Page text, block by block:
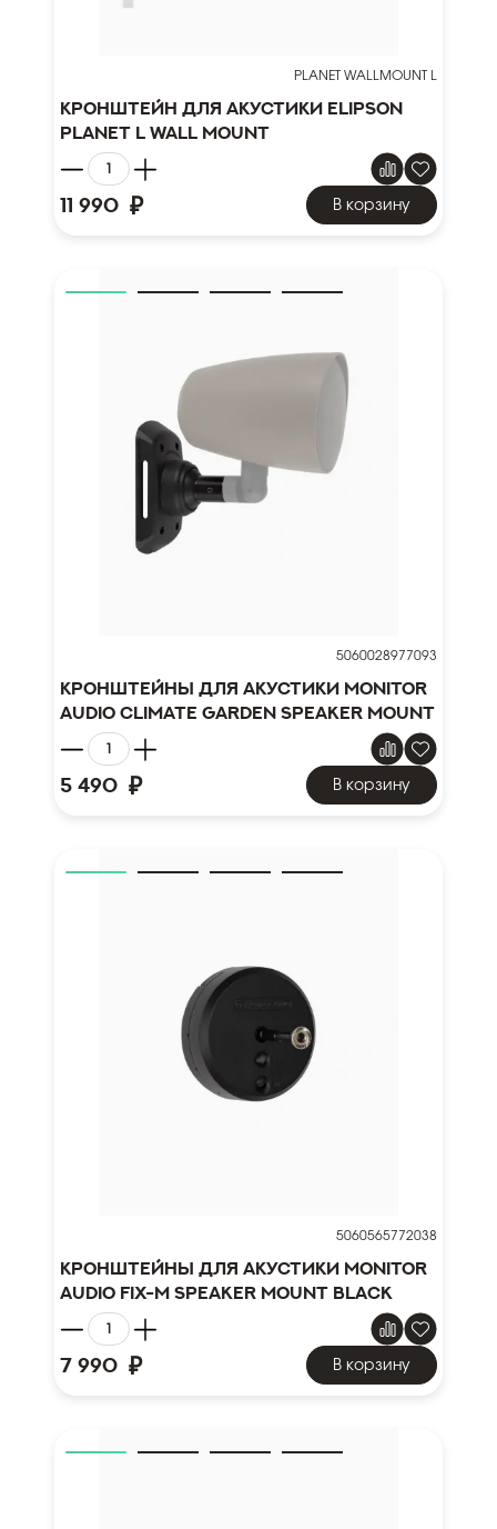
PLANET WALLMOUNT L
Кронштейн для акустики Elipson
Planet L Wall Mount
11 990 ₽ В корзину
5060028977093
Кронштейны для акустики Monitor
Audio Climate Garden Speaker Mount
5 490 ₽ В корзину
5060565772038
Кронштейны для акустики Monitor
Audio FIX-M Speaker Mount Black
7 990 ₽ В корзину